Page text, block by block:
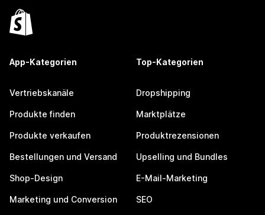
App-Kategorien
Vertriebskanäle
Produkte finden
Produkte verkaufen
Bestellungen und Versand
Shop-Design
Marketing und Conversion
Top-Kategorien
Dropshipping
Marktplätze
Produktrezensionen
Upselling und Bundles
E-Mail-Marketing
SEO